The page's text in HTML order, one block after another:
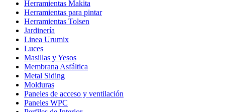
Herramientas Makita
Herramientas para pintar
Herramientas Tolsen
Jardinería
Linea Urumix
Luces
Masillas y Yesos
Membrana Asfáltica
Metal Siding
Molduras
Paneles de acceso y ventilación
Paneles WPC